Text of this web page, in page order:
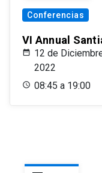
Conferencias
VI Annual
12 de
2022
08:45 a 19:00